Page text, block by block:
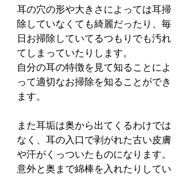
耳の穴の形や大きさによっては耳掃
除していなくても綺麗だったり、毎
日お掃除していてるつもりでも汚れ
てしまっていたりします。
自分の耳の特徴を見て知ることによ
って適切なお掃除を知ることができ
ます。
また耳垢は奥から出てくるわけでは
なく、耳の入口で剥がれた古い皮膚
や汗がくっついたものになります。
意外と奥まで綿棒を入れたりしてい